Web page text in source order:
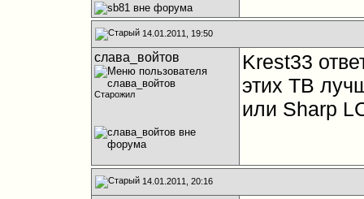
14.01.2011, 19:50
слава_войтов
Старожил
Krest33
этих ТВ
или Sharp
14.01.2011, 20:16